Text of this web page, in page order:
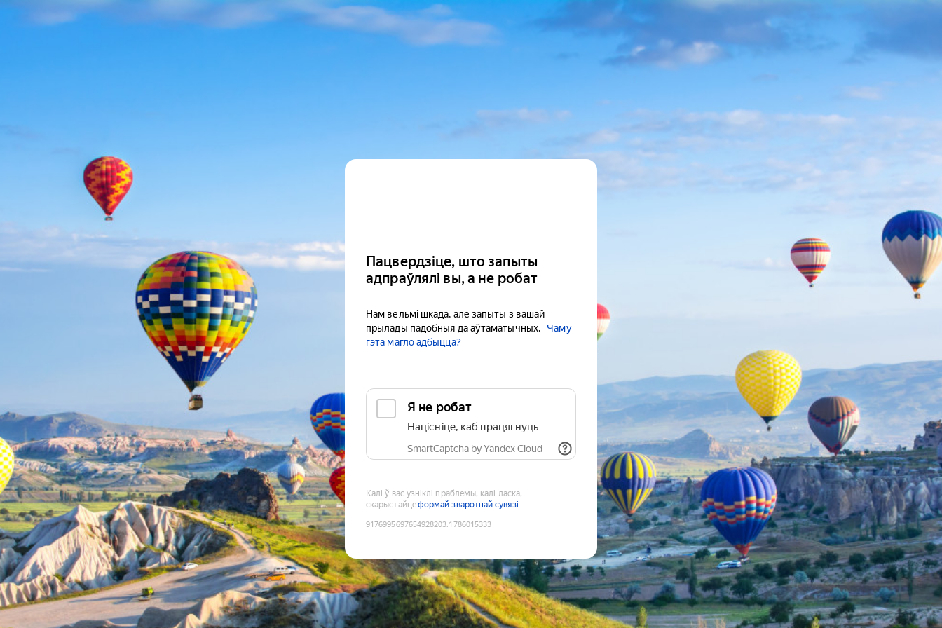
Пацвердзіце, што запыты
адпраўлялі вы, а не робат
Нам вельмі шкада, але запыты з вашай
прылады падобныя да аўтаматычных.
Чаму
гэта магло адбыцца?
Я не робат
Націсніце, каб працягнуць
SmartCaptcha by Yandex Cloud
Калі ў вас узніклі праблемы, калі ласка,
скарыстайцеформай зваротнай сувязі
9176995697654928203:1786015333